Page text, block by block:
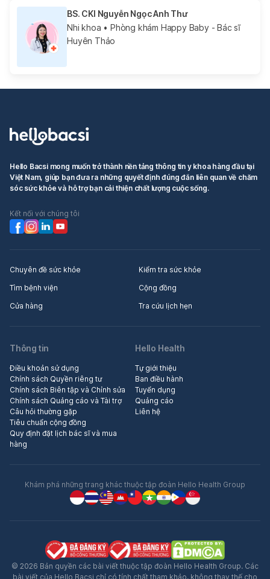
BS. CKI Nguyễn Ngọc Anh Thư
Nhi khoa • Phòng khám Happy Baby - Bác sĩ
Huyên Thảo
Hello Bacsi mong muốn trở thành nền tảng thông tin y khoa hàng đầu tại
Việt Nam, giúp bạn đưa ra những quyết định đúng đắn liên quan về chăm
sóc sức khỏe và hỗ trợ bạn cải thiện chất lượng cuộc sống.
Kết nối với chúng tôi
Chuyên đề sức khỏe
Kiểm tra sức khỏe
Tìm bệnh viện
Cộng đồng
Cửa hàng
Tra cứu lịch hẹn
Thông tin
Điều khoản sử dụng
Chính sách Quyền riêng tư
Chính sách Biên tập và Chỉnh sửa
Chính sách Quảng cáo và Tài trợ
Câu hỏi thường gặp
Tiêu chuẩn cộng đồng
Quy định đặt lịch bác sĩ và mua
hàng
Hello Health
Tự giới thiệu
Ban điều hành
Tuyển dụng
Quảng cáo
Liên hệ
Khám phá những trang khác thuộc tập đoàn Hello Health Group
© 2026 Bản quyền các bài viết thuộc tập đoàn Hello Health Group. Các
bài viết của Hello Bacsi chỉ có tính chất tham khảo, không thay thế cho